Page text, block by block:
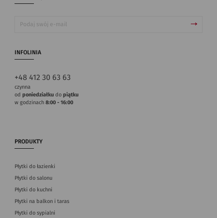
INFOLINIA
+48 412 30 63 63
czynna
od poniedziałku do piątku
w godzinach 8:00 - 16:00
PRODUKTY
Płytki do łazienki
Płytki do salonu
Płytki do kuchni
Płytki na balkon i taras
Płytki do sypialni